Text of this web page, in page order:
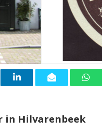
in Hilvarenbeek